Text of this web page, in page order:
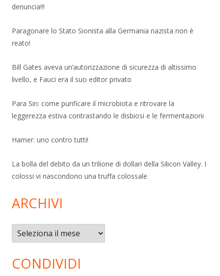
denuncia!!!
Paragonare lo Stato Sionista alla Germania nazista non è
reato!
Bill Gates aveva un’autorizzazione di sicurezza di altissimo
livello, e Fauci era il suo editor privato
Para Sin: come purificare il microbiota e ritrovare la
leggerezza estiva contrastando le disbiosi e le fermentazioni
Hamer: uno contro tutti!
La bolla del debito da un trilione di dollari della Silicon Valley. I
colossi vi nascondono una truffa colossale
ARCHIVI
Archivi
CONDIVIDI